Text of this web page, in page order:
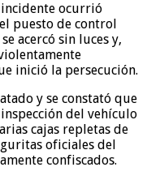
ocurrió
puesto de control
acercó sin luces y,
inició la persecución.
y se constató que
del vehículo
cajas repletas de
oficiales del
confiscados.